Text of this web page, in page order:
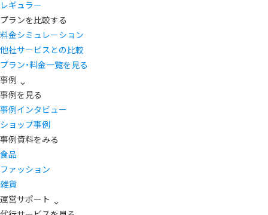
レギュラー
プランを比較する
料金シミュレーション
他社サービスとの比較
プラン・料金一覧を見る
事例
事例を見る
事例インタビュー
ショップ事例
事例資料をみる
食品
ファッション
雑貨
運営サポート